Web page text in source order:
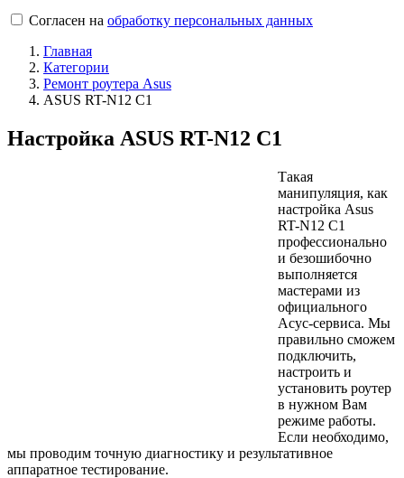
Согласен на обработку персональных данных
Главная
Категории
Ремонт роутера Asus
ASUS RT-N12 C1
Настройка ASUS RT-N12 C1
Такая
манипуляция, как
настройка Asus
RT-N12 C1
профессионально
и безошибочно
выполняется
мастерами из
официального
Асус-сервиса. Мы
правильно сможем
подключить,
настроить и
установить роутер
в нужном Вам
режиме работы.
Если необходимо,
мы проводим точную диагностику и результативное
аппаратное тестирование.